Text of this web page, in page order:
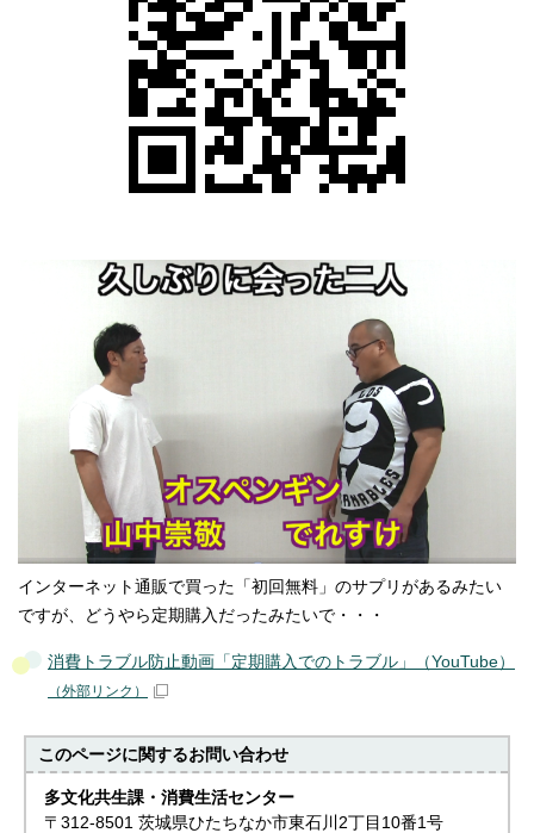
インターネット通販で買った「初回無料」のサプリがあるみたい
ですが、どうやら定期購入だったみたいで・・・
消費トラブル防止動画「定期購入でのトラブル」（YouTube）
（外部リンク）
このページに関するお問い合わせ
多文化共生課・消費生活センター
〒312-8501 茨城県ひたちなか市東石川2丁目10番1号